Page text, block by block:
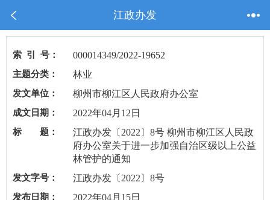
江政办发
索 引 号： 000014349/2022-19652
主题分类： 林业
发文单位： 柳州市柳江区人民政府办公室
成文日期： 2022年04月12日
标 题：
江政办发〔2022〕8号 柳州市柳江区人民政
府办公室关于进一步加强自治区级以上公益
林管护的通知
发文字号： 江政办发〔2022〕8号
发布日期： 2022年04月15日